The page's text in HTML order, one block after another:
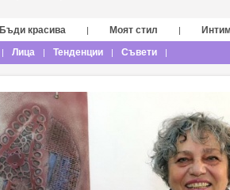
Бъди красива | Моят стил |
| Лица | Тенденции | Съвети |